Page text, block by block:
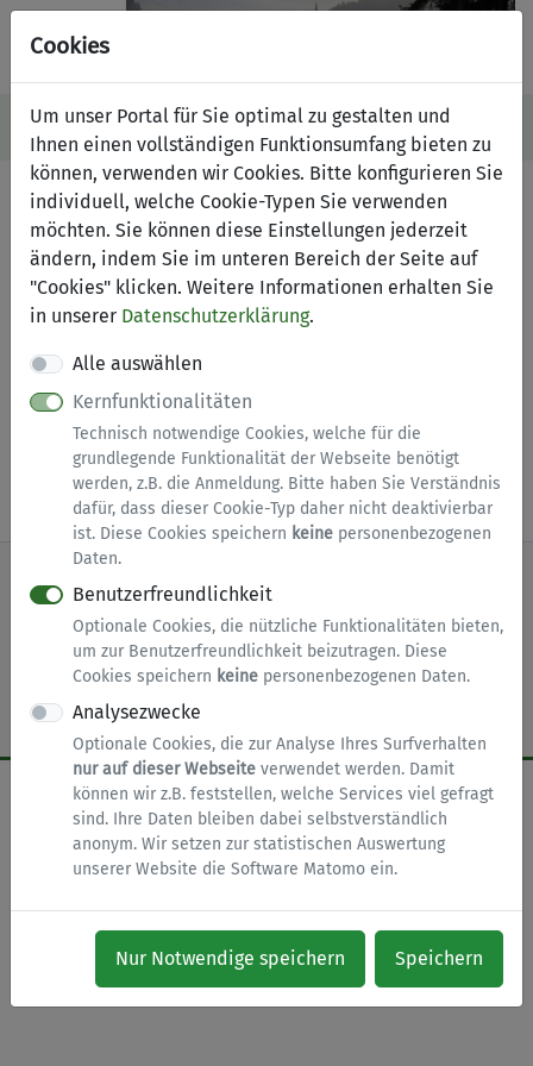
Cookies
Um unser Portal für Sie optimal zu gestalten und
Ihnen einen vollständigen Funktionsumfang bieten zu
können, verwenden wir Cookies. Bitte konfigurieren Sie
individuell, welche Cookie-Typen Sie verwenden
möchten. Sie können diese Einstellungen jederzeit
ändern, indem Sie im unteren Bereich der Seite auf
"Cookies" klicken. Weitere Informationen erhalten Sie
in unserer Datenschutzerklärung.
Alle auswählen
Kernfunktionalitäten
Technisch notwendige Cookies, welche für die
grundlegende Funktionalität der Webseite benötigt
werden, z.B. die Anmeldung. Bitte haben Sie Verständnis
dafür, dass dieser Cookie-Typ daher nicht deaktivierbar
ist. Diese Cookies speichern keine personenbezogenen
Daten.
Benutzerfreundlichkeit
Optionale Cookies, die nützliche Funktionalitäten bieten,
um zur Benutzerfreundlichkeit beizutragen. Diese
Cookies speichern keine personenbezogenen Daten.
Analysezwecke
Optionale Cookies, die zur Analyse Ihres Surfverhalten
nur auf dieser Webseite verwendet werden. Damit
können wir z.B. feststellen, welche Services viel gefragt
sind. Ihre Daten bleiben dabei selbstverständlich
anonym. Wir setzen zur statistischen Auswertung
unserer Website die Software Matomo ein.
Nur Notwendige speichern Speichern
Navigation ein-/ausblenden
Menü
Anforderung von Urkunden
aus dem Sterberegister
Anmeldung erforderlich
Dieser Dienst steht ausschließlich natürlichen
Personen zur Verfügung. Bitte melden Sie sich mit
einem zentralen Nutzerkonto (
Zur Anmeldung (siehe Hinweise)
nach oben Zur Startseite Impressum
Datenschutz Barrierefreiheit Cookies